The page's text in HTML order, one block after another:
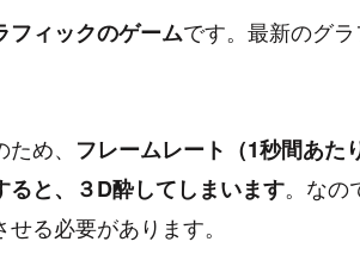
ィックのゲームです。最新のグ
め、 フレームレート（1秒間あた
ると、３D酔してしまいます。なの
る必要があります。